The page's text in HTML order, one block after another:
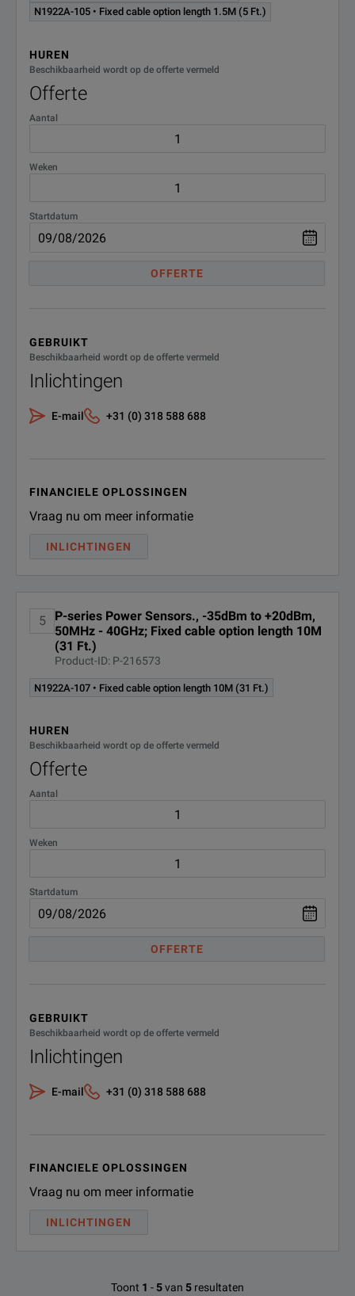
N1922A-105 • Fixed cable option length 1.5M (5 Ft.)
HUREN
Beschikbaarheid wordt op de offerte vermeld
Offerte
Aantal
Weken
Startdatum
OFFERTE
GEBRUIKT
Beschikbaarheid wordt op de offerte vermeld
Inlichtingen
E-mail +31 (0) 318 588 688
FINANCIELE OPLOSSINGEN
Vraag nu om meer informatie
INLICHTINGEN
5
P-series Power Sensors., -35dBm to +20dBm,
50MHz - 40GHz; Fixed cable option length 10M
(31 Ft.)
Product-ID: P-216573
N1922A-107 • Fixed cable option length 10M (31 Ft.)
HUREN
Beschikbaarheid wordt op de offerte vermeld
Offerte
Aantal
Weken
Startdatum
OFFERTE
GEBRUIKT
Beschikbaarheid wordt op de offerte vermeld
Inlichtingen
E-mail +31 (0) 318 588 688
FINANCIELE OPLOSSINGEN
Vraag nu om meer informatie
INLICHTINGEN
Toont 1 - 5van 5 resultaten